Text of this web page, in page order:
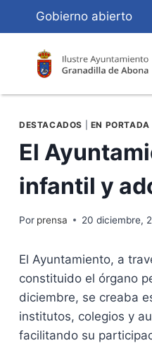
Contenido
Gobierno abierto
DESTACADOS EN PORTADA
El
infantil y
Por prensa 20 diciembre,
El Ayuntamiento, a
constituido el órgano
diciembre, se creaba
institutos, colegios y
facilitando su